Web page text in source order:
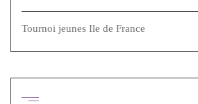
Tournoi jeunes Ile de France